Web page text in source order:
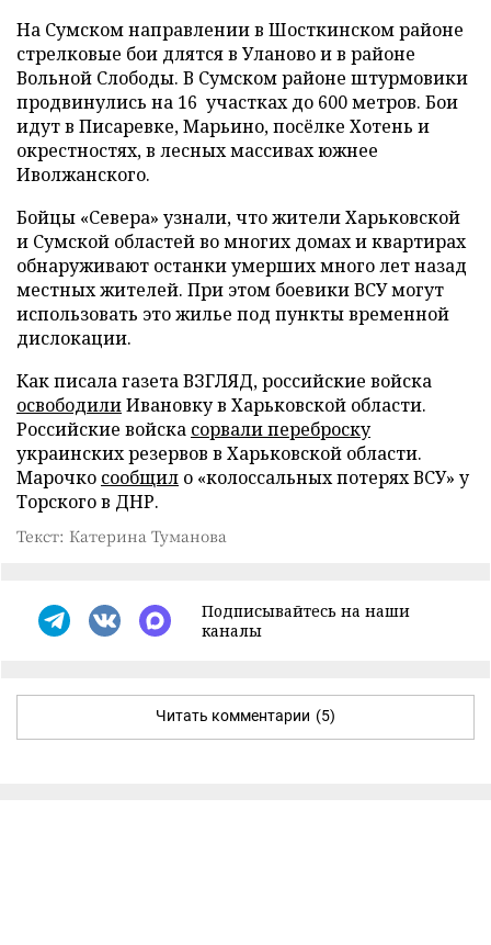
На Сумском направлении в Шосткинском районе
стрелковые бои длятся в Уланово и в районе
Вольной Слободы. В Сумском районе штурмовики
продвинулись на 16 участках до 600 метров. Бои
идут в Писаревке, Марьино, посёлке Хотень и
окрестностях, в лесных массивах южнее
Иволжанского.
Бойцы «Севера» узнали, что жители Харьковской
и Сумской областей во многих домах и квартирах
обнаруживают останки умерших много лет назад
местных жителей. При этом боевики ВСУ могут
использовать это жилье под пункты временной
дислокации.
Как писала газета ВЗГЛЯД, российские войска
освободилиИвановку в Харьковской области.
Российские войска сорвали переброску
украинских резервов в Харьковской области.
Марочко сообщил о «колоссальных потерях ВСУ» у
Торского в ДНР.
Текст: Катерина Туманова
Подписывайтесь на наши
каналы
Читать комментарии (5)